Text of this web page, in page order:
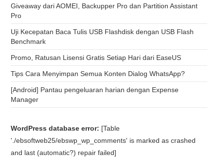
Giveaway dari AOMEI, Backupper Pro dan Partition Assistant
Pro
Uji Kecepatan Baca Tulis USB Flashdisk dengan USB Flash
Benchmark
Promo, Ratusan Lisensi Gratis Setiap Hari dari EaseUS
Tips Cara Menyimpan Semua Konten Dialog WhatsApp?
[Android] Pantau pengeluaran harian dengan Expense
Manager
WordPress database error: [Table
'./ebsoftweb25/ebswp_wp_comments' is marked as crashed
and last (automatic?) repair failed]